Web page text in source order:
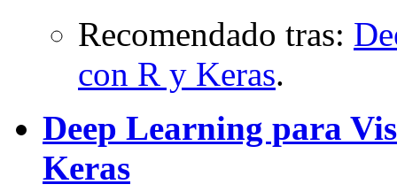
Recomendado tras:
con R y Keras.
Deep Learning para
Keras